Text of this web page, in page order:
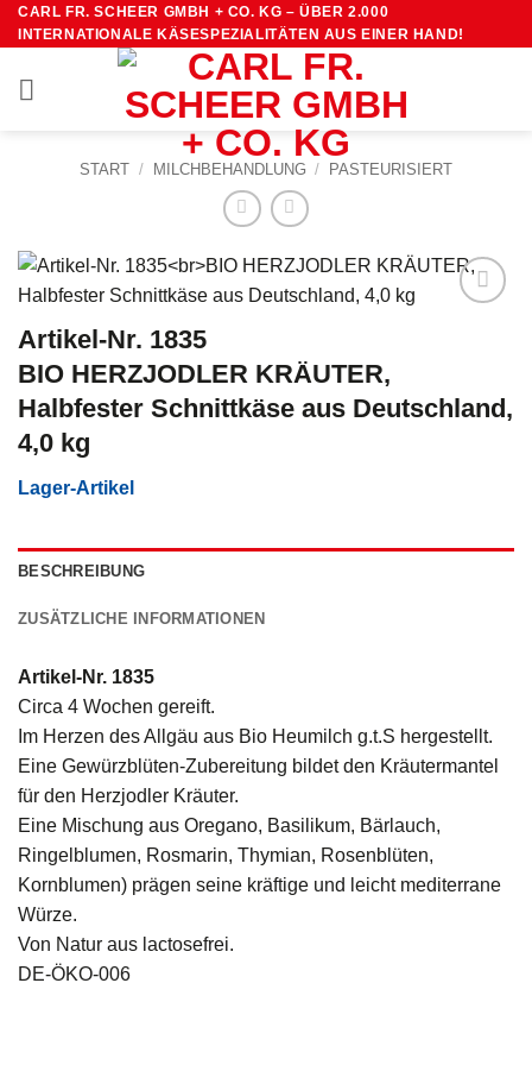
Zum
Inhalt
CARL FR. SCHEER GMBH + CO. KG – ÜBER 2.000
INTERNATIONALE KÄSESPEZIALITÄTEN AUS EINER HAND!
START / MILCHBEHANDLUNG / PASTEURISIERT
Artikel-Nr. 1835
BIO HERZJODLER KRÄUTER,
Halbfester Schnittkäse aus Deutschland,
4,0 kg
Lager-Artikel
BESCHREIBUNG
ZUSÄTZLICHE INFORMATIONEN
Artikel-Nr. 1835
Circa 4 Wochen gereift.
Im Herzen des Allgäu aus Bio Heumilch g.t.S hergestellt.
Eine Gewürzblüten-Zubereitung bildet den Kräutermantel
für den Herzjodler Kräuter.
Eine Mischung aus Oregano, Basilikum, Bärlauch,
Ringelblumen, Rosmarin, Thymian, Rosenblüten,
Kornblumen) prägen seine kräftige und leicht mediterrane
Würze.
Von Natur aus lactosefrei.
DE-ÖKO-006